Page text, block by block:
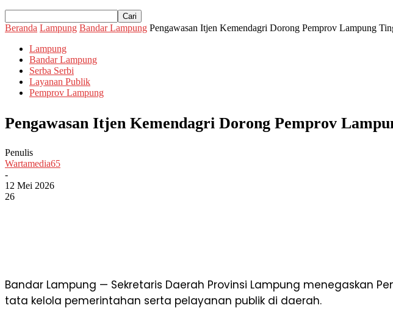
Beranda Lampung Bandar Lampung Pengawasan Itjen Kemendagri Dorong Pemprov Lampung
Lampung
Bandar Lampung
Serba Serbi
Layanan Publik
Pemprov Lampung
Pengawasan Itjen Kemendagri Dorong Pemprov
Penulis
Wartamedia65
-
12 Mei 2026
26
Bandar Lampung — Sekretaris Daerah Provinsi Lampung menegaskan
tata kelola pemerintahan serta pelayanan publik di daerah.